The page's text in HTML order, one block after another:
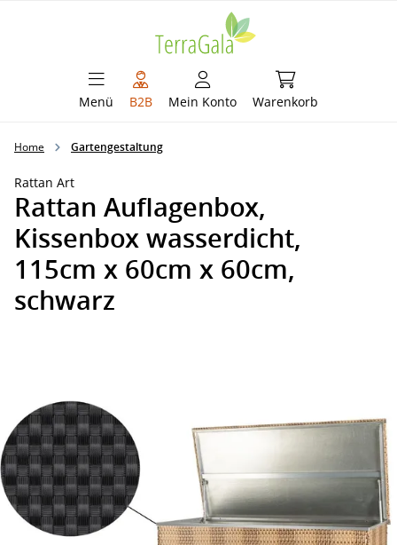
Menü B2B Mein Konto Warenkorb
Warenkorb
Home Gartengestaltung
Rattan Art
Rattan Auflagenbox,
Kissenbox wasserdicht,
115cm x 60cm x 60cm,
schwarz